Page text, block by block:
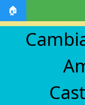
🏠